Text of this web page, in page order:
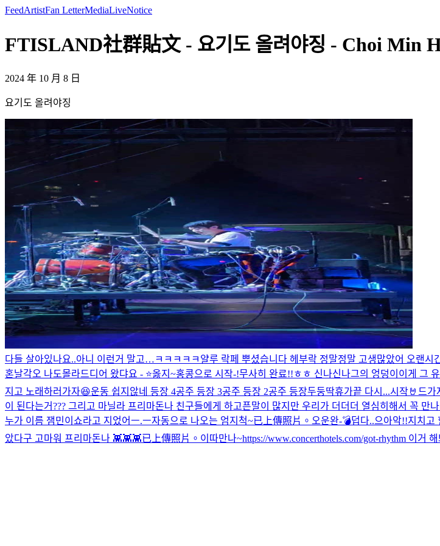
FeedArtistFan LetterMediaLiveNotice
FTISLAND社群貼文 - 요기도 올려야징 - Choi Min
2024 年 10 月 8 日
요기도 올려야징
다들 살아있나요..아니 이런거 말고…ㅋㅋㅋㅋㅋ 얄루 락페 뿌셨습니다 헤 부락 정말정말 고생많았어 오랜시
혼날각오 나도몰라드디어 왔댜요 - ⭐️옳지~홍콩으로 시작-!무사히 완료!!ㅎㅎ 신나신나그의 엉덩이 이게 그
지고 노래하러가자😆운동 쉽지않네 등장 4공주 등장 3공주 등장 2공주 등장두둥딱휴가끝 다시...시작🤘 드가
이 된다는거??? 그리고 마닐라 프리마돈나 친구들에게 하고픈말이 많지만 우리가 더더더 열심히해서 꼭 만
누가 이름 잼민이쇼라고 지었어ㅡ.ㅡ자동으로 나오는 엄지척~已上傳照片。 오운완-💣덥다..으아악!!지치고
았다구 고마워 프리마돈나 👾👾👾已上傳照片。 이따만나~https://www.concerthotels.com/got-rhythm 이거